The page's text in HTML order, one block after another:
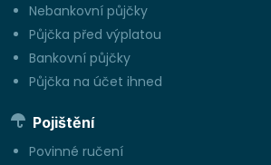
Nebankovní půjčky
Půjčka před výplatou
Bankovní půjčky
Půjčka na účet ihned
Pojištění
Povinné ručení